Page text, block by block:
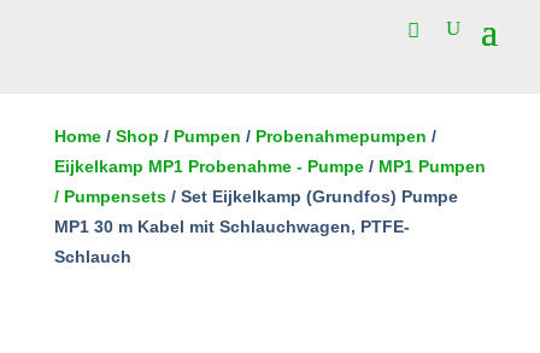
Eijkelkamp
(Grundfos)
In den Warenkorb
Home/ Shop / Pumpen / Probenahmepumpen /
Eijkelkamp MP1 Probenahme - Pumpe/ MP1 Pumpen
/ Pumpensets/ Set Eijkelkamp (Grundfos) Pumpe
MP1 30 m Kabel mit Schlauchwagen, PTFE-
Schlauch